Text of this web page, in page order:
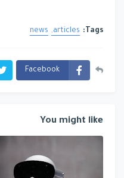
Tags:
articles
news
Facebook
You might like